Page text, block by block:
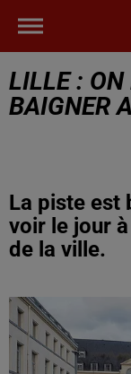
LILLE : ON
BAIGNER
La piste est
voir le jour
de la ville.